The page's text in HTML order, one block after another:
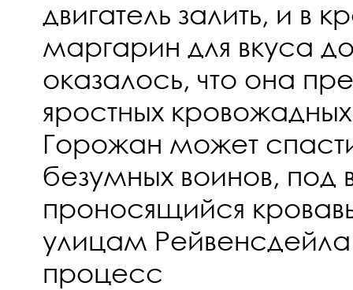
двигатель залить, и в
маргарин для вкуса
оказалось, что она
яростных
Горожан может
безумных воинов,
проносящийся
улицам
процесс